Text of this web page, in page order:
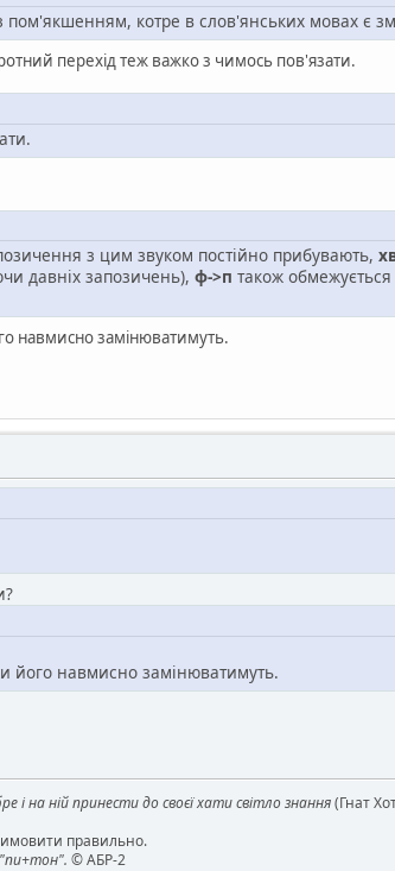
котре в слов'янських мовах є
перехід теж важко з чимось пов'язати.
з цим звуком постійно прибувають,
давніх запозичень), ф->п також
навмисно замінюватимуть.
його навмисно замінюватимуть.
і на ній принести до своєї хати світло знання(Гнат
правильно.
© АБР-2